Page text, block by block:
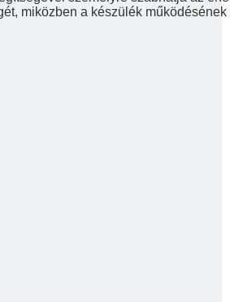
miközben a készülék